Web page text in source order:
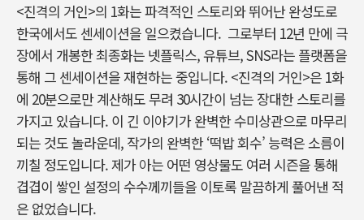
<진격의 거인>의 1화는 파격적인 스토리와 뛰어난 완성도로
한국에서도 센세이션을 일으켰습니다. 그로부터 12년 만에 극
장에서 개봉한 최종화는 넷플릭스, 유튜브, SNS라는 플랫폼을
통해 그 센세이션을 재현하는 중입니다. <진격의 거인>은 1화
에 20분으로만 계산해도 무려 30시간이 넘는 장대한 스토리를
가지고 있습니다. 이 긴 이야기가 완벽한 수미상관으로 마무리
되는 것도 놀라운데, 작가의 완벽한 ‘떡밥 회수’ 능력은 소름이
끼칠 정도입니다. 제가 아는 어떤 영상물도 여러 시즌을 통해
겹겹이 쌓인 설정의 수수께끼들을 이토록 말끔하게 풀어낸 적
은 없었습니다.